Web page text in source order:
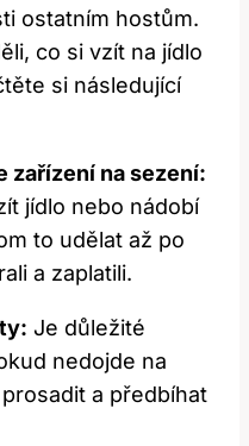
ostatním hostům.
co si vzít na jídlo
si následující
zařízení na sezení:
jídlo nebo nádobí
to udělat až po
a zaplatili.
Je důležité
nedojde na
a předbíhat